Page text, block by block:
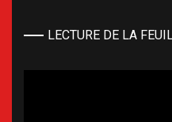
LECTURE DE LA